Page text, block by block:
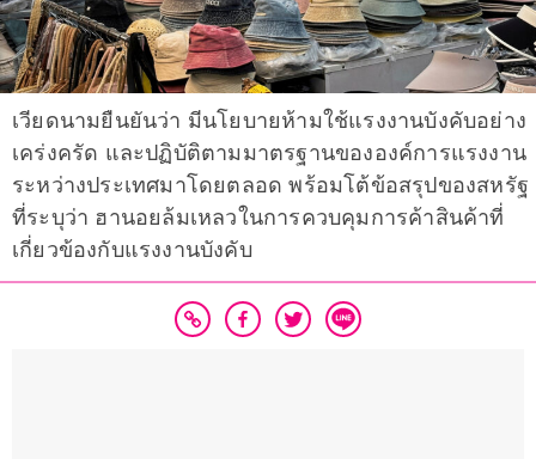
เวียดนามยืนยันว่า มีนโยบายห้ามใช้แรงงานบังคับอย่าง
เคร่งครัด และปฏิบัติตามมาตรฐานขององค์การแรงงาน
ระหว่างประเทศมาโดยตลอด พร้อมโต้ข้อสรุปของสหรัฐ
ที่ระบุว่า ฮานอยล้มเหลวในการควบคุมการค้าสินค้าที่
เกี่ยวข้องกับแรงงานบังคับ